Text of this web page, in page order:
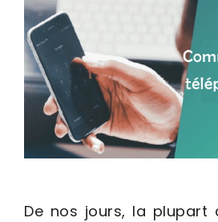
De nos jours, la plupart